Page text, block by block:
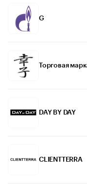
G
Торговая
DAY BY DAY
CLIENTTERRA